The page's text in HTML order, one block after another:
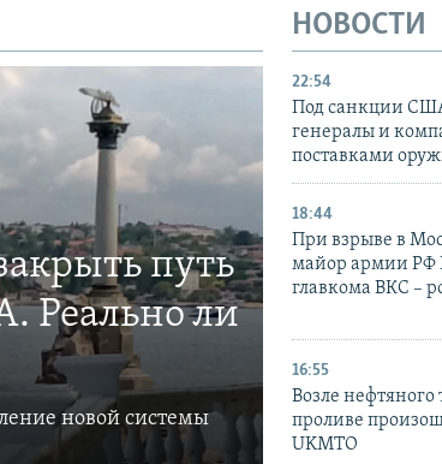
путь
Реально ли
новой системы
НОВОСТИ
22:54
Под санкции
генералы и
поставками
18:44
При взрыве в
майор армии РФ
главкома ВКС –
16:55
Возле
проливе
UKMTO